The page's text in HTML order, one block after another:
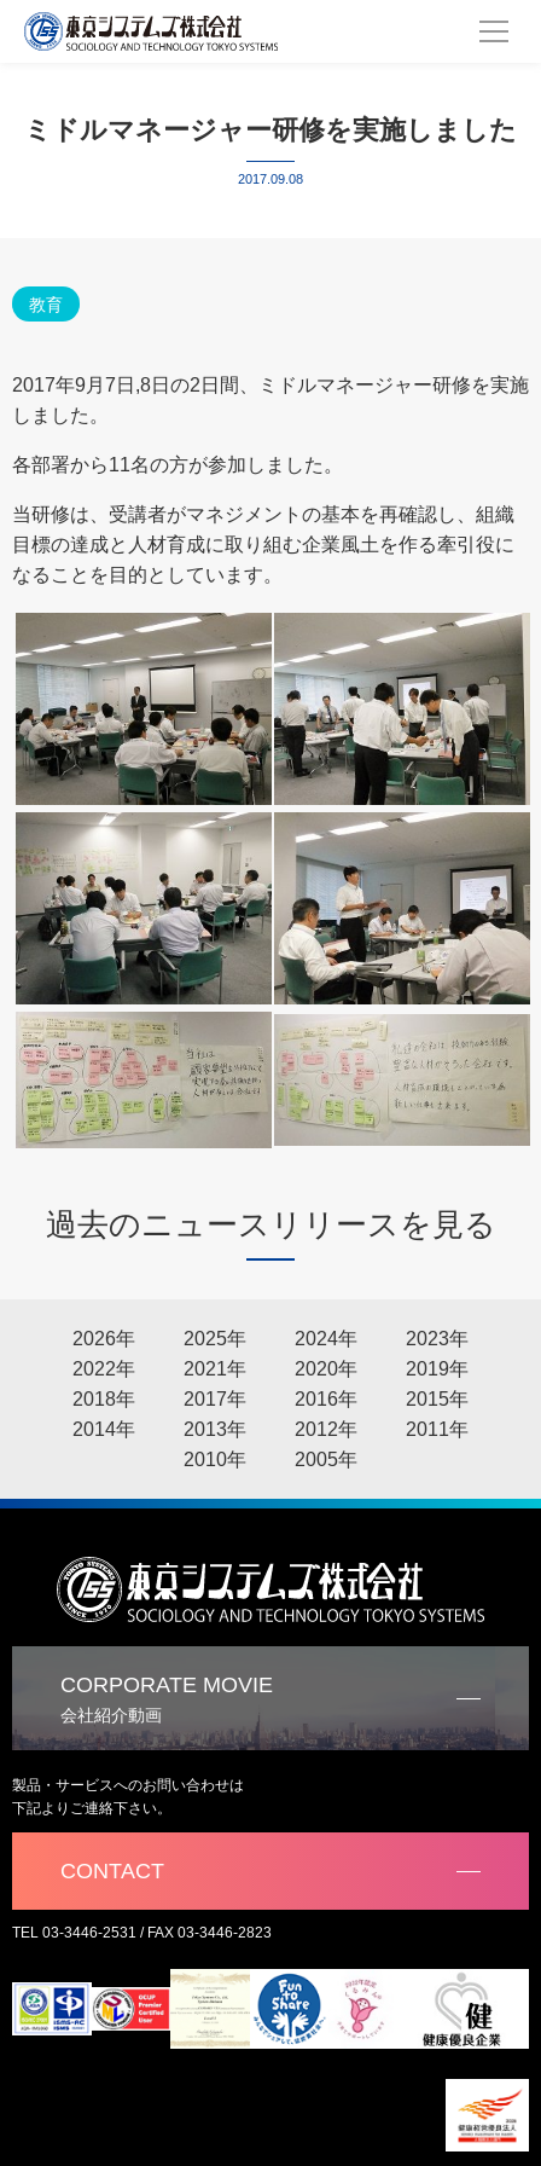
ミドルマネージャー研修を実施しました
2017.09.08
教育
2017年9月7日,8日の2日間、ミドルマネージャー研修を実施
しました。
各部署から11名の方が参加しました。
当研修は、受講者がマネジメントの基本を再確認し、組織
目標の達成と人材育成に取り組む企業風土を作る牽引役に
なることを目的としています。
過去のニュースリリースを見る
2026年 2025年 2024年
2023年
2022年
2021年 2020年
2019年
2018年
2017年 2016年
2015年
2014年
2013年 2012年
2011年
2010年
2005年
CORPORATE MOVIE
会社紹介動画
製品・サービスへのお問い合わせは
下記よりご連絡下さい。
CONTACT
TEL 03-3446-2531 / FAX 03-3446-2823